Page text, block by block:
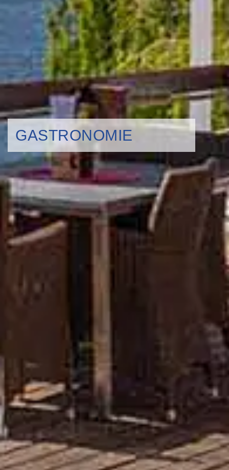
GASTRONOMIE